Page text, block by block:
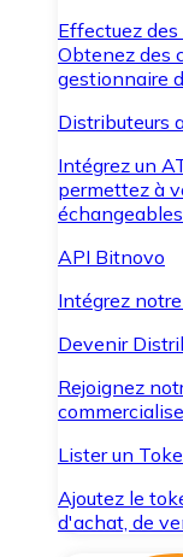
Effectuez
Obtenez des
gestionnaire
Distributeurs
Intégrez un
permettez à
API Bitnovo
Intégrez
Devenir
Rejoignez
Lister un
Ajoutez le
d'achat, de